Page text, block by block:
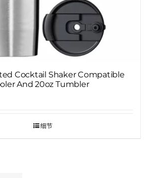
Cocktail Shaker Compatible
And 20oz Tumbler
细节